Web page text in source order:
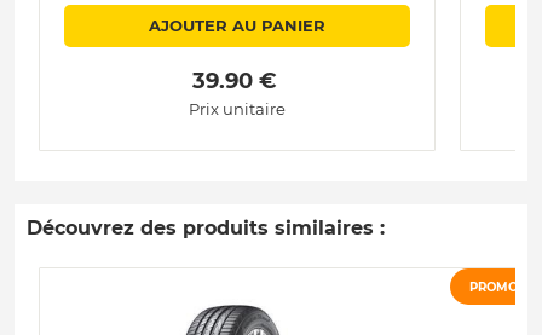
AJOUTER AU PANIER
39.90 €
Prix unitaire
Découvrez des produits similaires :
PROMO